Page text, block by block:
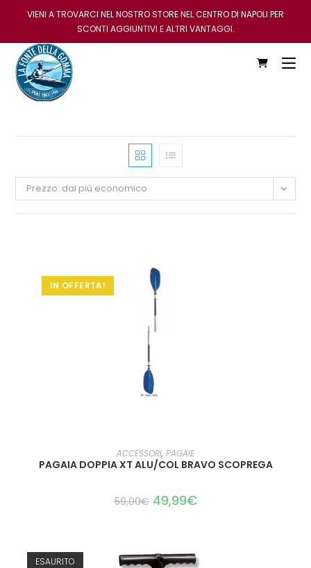
VIENI A TROVARCI NEL NOSTRO STORE NEL CENTRO DI NAPOLI PER
SCONTI AGGIUNTIVI E ALTRI VANTAGGI.
Prezzo: dal più economico
IN OFFERTA!
AGGIUNGI AL CARRELLO
ACCESSORI, PAGAIE
PAGAIA DOPPIA XT ALU/COL BRAVO SCOPREGA
59,00€ 49,99€
ESAURITO